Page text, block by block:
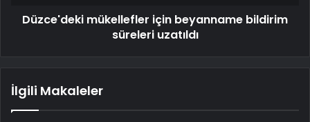
Düzce'deki mükellefler için beyanname bildirim
süreleri uzatıldı
İlgili Makaleler